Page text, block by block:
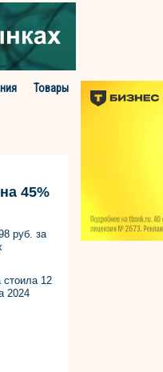
Товары
45%
руб. за
стоила 12
2024